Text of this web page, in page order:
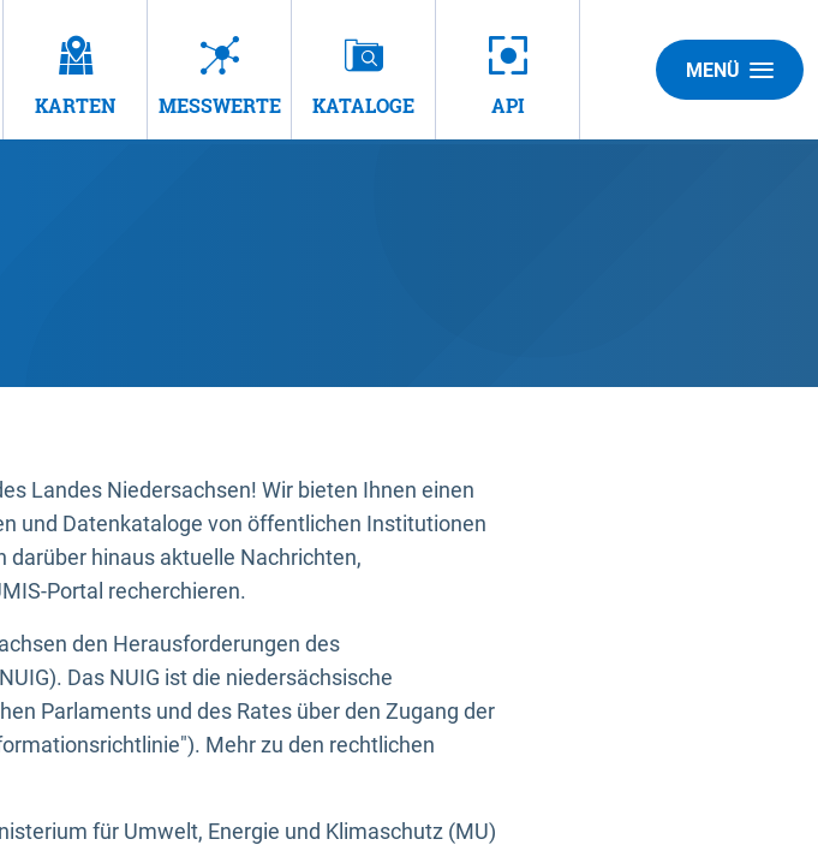
KARTEN MESSWERTE KATALOGE API
MENÜ
Landes Niedersachsen! Wir bieten Ihnen einen
und Datenkataloge von öffentlichen Institutionen
darüber hinaus aktuelle Nachrichten,
Portal recherchieren.
den Herausforderungen des
Das NUIG ist die niedersächsische
Parlaments und des Rates über den Zugang der
Mehr zu den rechtlichen
für Umwelt, Energie und Klimaschutz (MU)